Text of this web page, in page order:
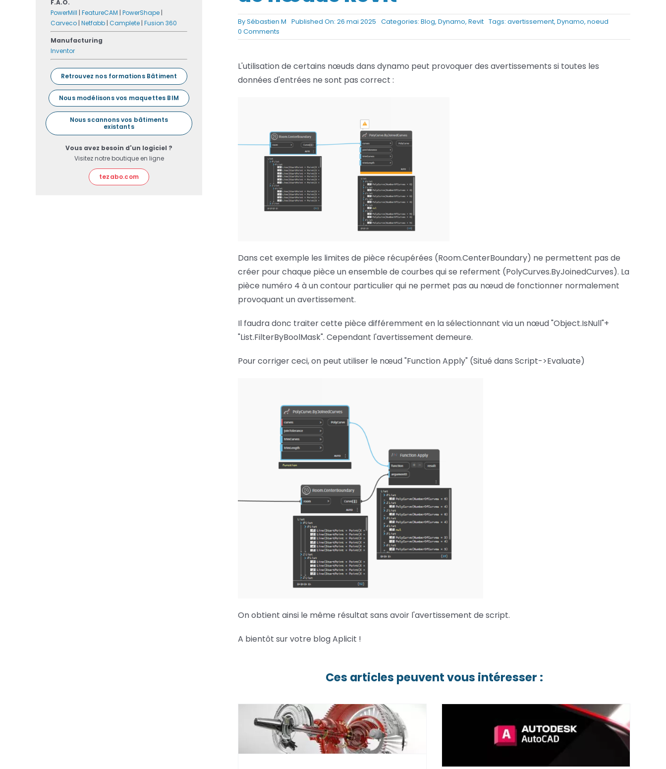
Netfabb Services FAO
Services Fusion
Camplete
Netfabb
BySébastien M Published On: 26 mai 2025 Categories: Blog, Dynamo, Revit Tags: avertissement, Dynamo, noeud
0 Commentson
Dynamo
des
avertissements
L'utilisation de certains nœuds dans dynamo peut provoquer des avertissements si toutes les
données d'entrées ne sont pas correct :
Dans cet exemple les limites de pièce récupérées (Room.CenterBoundary) ne permettent pas de
créer pour chaque pièce un ensemble de courbes qui se referment (PolyCurves.ByJoinedCurves). La
pièce numéro 4 à un contour particulier qui ne permet pas au nœud de fonctionner normalement
provoquant un avertissement.
Il faudra donc traiter cette pièce différemment en la sélectionnant via un nœud "Object.IsNull"+
"List.FilterByBoolMask". Cependant l'avertissement demeure.
Pour corriger ceci, on peut utiliser le nœud "Function Apply" (Situé dans Script->Evaluate)
On obtient ainsi le même résultat sans avoir l'avertissement de script.
A bientôt sur votre blog Aplicit !
Ces articles peuvent vous intéresser :
F.A.O.
PowerMill | FeatureCAM | PowerShape |
Carveco | Netfabb | Camplete | Fusion 360
Manufacturing
Inventor
Retrouvez nos formations Bâtiment
Nous modélisons vos maquettes BIM
Nous scannons vos bâtiments
existants
Vous avez besoin d'un logiciel ?
Visitez notre boutique en ligne
tezabo.com